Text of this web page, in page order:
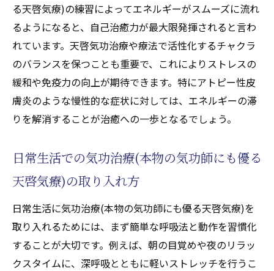
る天啓気療)の練習によってエネルギーがスムーズに流れ
るようになると、自己治癒力が最大限発揮されると言わ
れています。天啓気功治療や療法で活性化するチャクラ
のバランスを保つことも重要で、これによりストレスの
緩和や免疫力の向上が期待できます。特にアトピー性皮
膚炎のような慢性的な症状に対しては、エネルギーの滞
りを解消することが治癒への一歩となるでしょう。
日常生活での気功治療(本物の気功師にも優る
天啓気療)の取り入れ方
日常生活に気功治療(本物の気功師にも優る天啓気療)を
取り入れるためには、まず簡単な呼吸法と動作を習慣化
することが大切です。例えば、朝の目覚めや夜のリラッ
クスタイムに、深呼吸とともに軽いストレッチを行うこ